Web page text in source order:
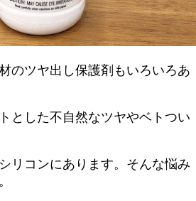
のツヤ出し保護剤もいろいろあ
とした不自然なツヤやベトつい
リコンにあります。そんな悩み